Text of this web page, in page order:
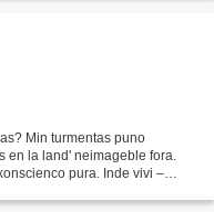
Min turmentas puno
en la land' neimageble fora.
pura. Inde vivi –